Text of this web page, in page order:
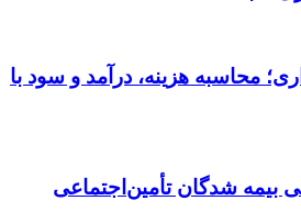
قهوه | قهوه گرنیکا کافی